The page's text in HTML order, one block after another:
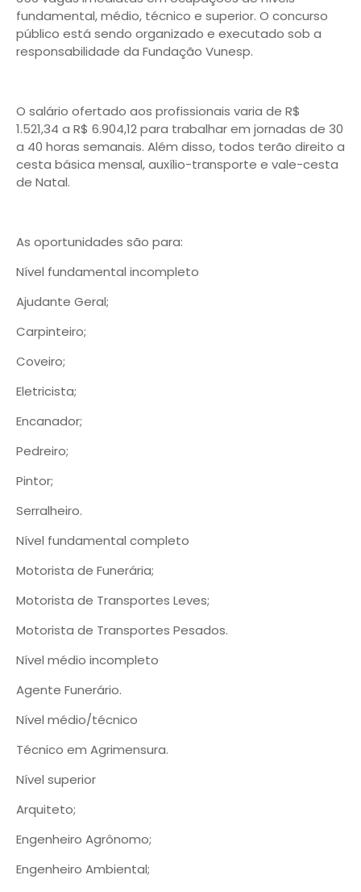
fundamental, médio, técnico e superior. O concurso
público está sendo organizado e executado sob a
responsabilidade da Fundação Vunesp.
O salário ofertado aos profissionais varia de R$
1.521,34 a R$ 6.904,12 para trabalhar em jornadas de 30
a 40 horas semanais. Além disso, todos terão direito a
cesta básica mensal, auxílio-transporte e vale-cesta
de Natal.
As oportunidades são para:
Nível fundamental incompleto
Ajudante Geral;
Carpinteiro;
Coveiro;
Eletricista;
Encanador;
Pedreiro;
Pintor;
Serralheiro.
Nível fundamental completo
Motorista de Funerária;
Motorista de Transportes Leves;
Motorista de Transportes Pesados.
Nível médio incompleto
Agente Funerário.
Nível médio/técnico
Técnico em Agrimensura.
Nível superior
Arquiteto;
Engenheiro Agrônomo;
Engenheiro Ambiental;